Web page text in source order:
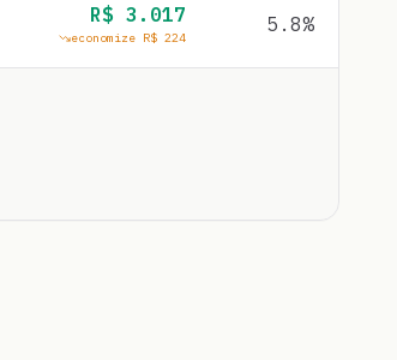
R$ 3.017
economize R$ 224
5.8%